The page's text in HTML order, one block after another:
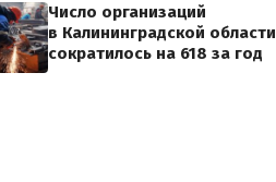
Число организаций
в Калининградской области
сократилось на 618 за год